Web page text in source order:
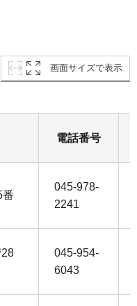
画面サイズで表示
電話番号
番
045-978-
2241
045-954-
6043